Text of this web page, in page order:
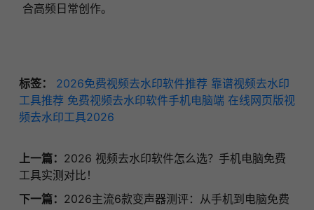
合高频日常创作。
标签： 2026免费视频去水印软件推荐 靠谱视频去水印
工具推荐 免费视频去水印软件手机电脑端 在线网页版视
频去水印工具2026
上一篇： 2026 视频去水印软件怎么选？手机电脑免费
工具实测对比！
下一篇： 2026主流6款变声器测评：从手机到电脑免费